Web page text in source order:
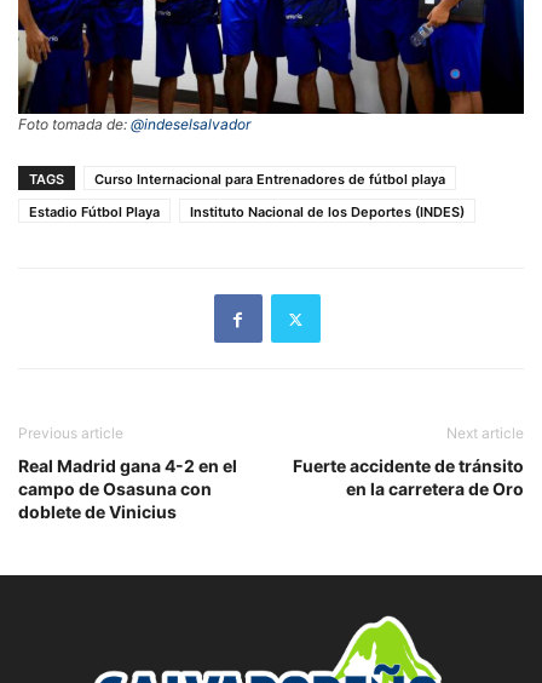
Foto tomada de: @indeselsalvador
TAGS
Curso Internacional para Entrenadores de fútbol playa
Estadio Fútbol Playa
Instituto Nacional de los Deportes (INDES)
Previous article
Real Madrid gana 4-2 en el
campo de Osasuna con
doblete de Vinicius
Next article
Fuerte accidente de tránsito
en la carretera de Oro